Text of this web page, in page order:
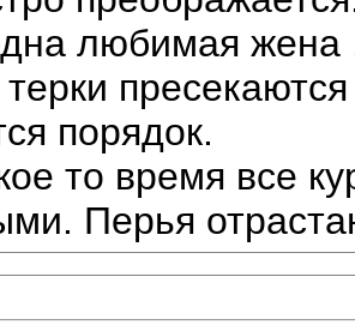
любимая жена
порядок.
то время все
Перья